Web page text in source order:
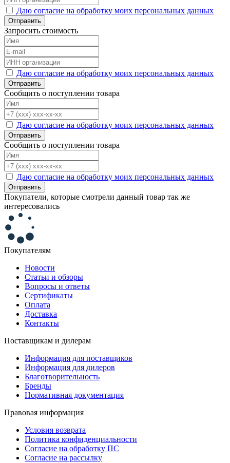
Даю согласие на обработку моих персональных данных
Отправить
Запросить стоимость
Даю согласие на обработку моих персональных данных
Отправить
Сообщить о поступлении товара
Даю согласие на обработку моих персональных данных
Отправить
Сообщить о поступлении товара
Даю согласие на обработку моих персональных данных
Отправить
Покупатели, которые смотрели данный товар так же
интересовались
Покупателям
Новости
Статьи и обзоры
Вопросы и ответы
Сертификаты
Оплата
Доставка
Контакты
Поставщикам и дилерам
Информация для поставщиков
Информация для дилеров
Благотворительность
Бренды
Нормативная документация
Правовая информация
Условия возврата
Политика конфиденциальности
Согласие на обработку ПС
Согласие на рассылку